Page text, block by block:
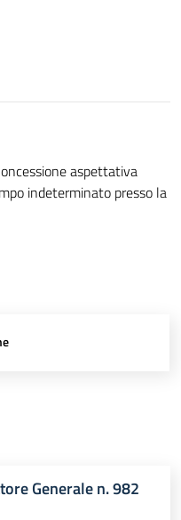
aspettativa
indeterminato presso la
Generale n. 982